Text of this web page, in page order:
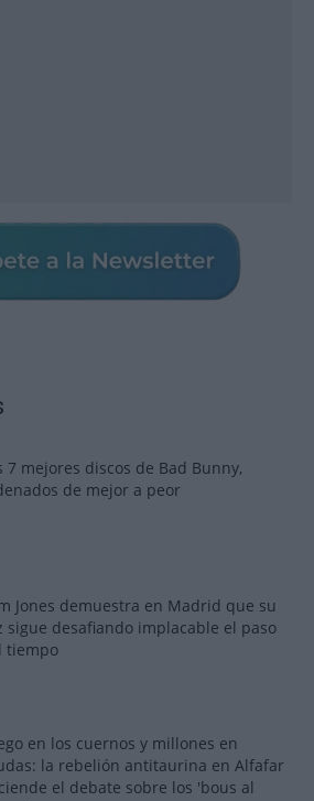
7 mejores discos de Bad Bunny,
de mejor a peor
Jones demuestra en Madrid que su
sigue desafiando implacable el paso
tiempo
en los cuernos y millones en
la rebelión antitaurina en Alfafar
el debate sobre los 'bous al